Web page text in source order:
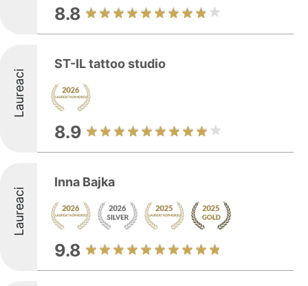
8.8
Laureaci
ST-IL tattoo studio
8.9
Laureaci
Inna Bajka
9.8